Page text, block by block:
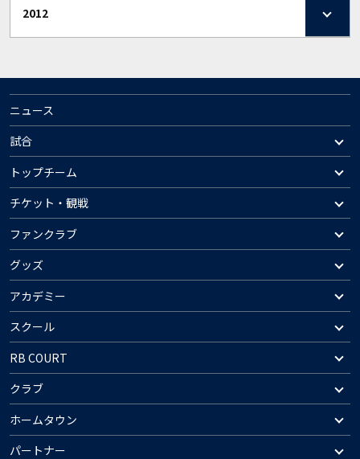
2012
ニュース
試合
トップチーム
チケット・観戦
ファンクラブ
グッズ
アカデミー
スクール
RB COURT
クラブ
ホームタウン
パートナー